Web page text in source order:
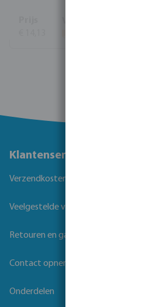
Klantenservice
Verzendkosten
Veelgestelde vragen
Retouren en garantie
Contact opnemen
Onderdelen